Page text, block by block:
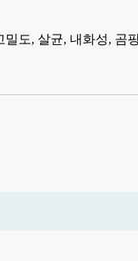
도, 살균, 내화성, 곰